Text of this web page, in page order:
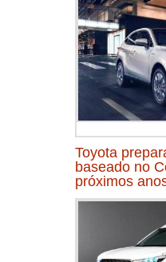
Toyota
baseado no
próximos